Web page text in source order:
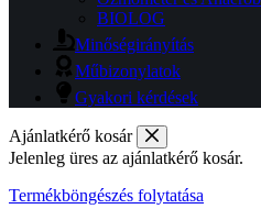
BIOLOG
Minőségirányítás
Műbizonylatok
Gyakori kérdések
Ajánlatkérő kosár
Jelenleg üres az ajánlatkérő kosár.
Termékböngészés folytatása